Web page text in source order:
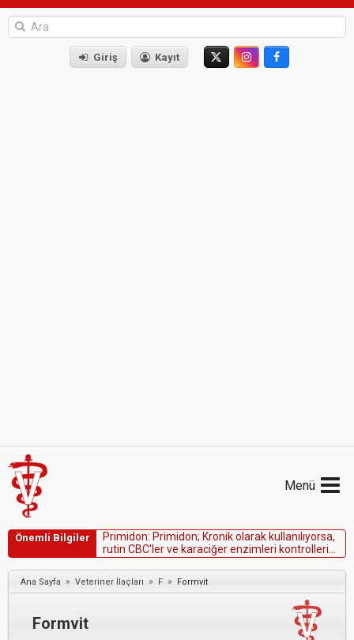
Giriş Kayıt
Menü
Önemli Bilgiler Primidon: Primidon; Kroniko arak ku anı ıyorsa,
rutin CBC' erve karaciğerenzim eri kontro eri
enaz6aydabir.
Ana Sayfa » Veteriner İlaçları » F » Formvit
Formvit